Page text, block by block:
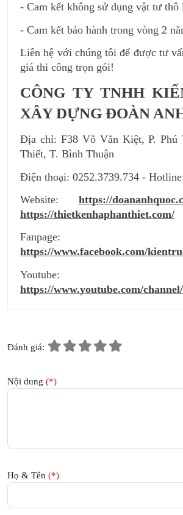
- Cam kết không sử dụng vật tư thô
- Cam kết bảo hành trong vòng 2
Liên hệ với chúng tôi để được tư
giá thi công trọn gói!
CÔNG TY TNHH
XÂY DỰNG ĐOÀN
Địa chỉ: F38 Võ Văn Kiệt, P. Phú
Thiết, T. Bình Thuận
Điện thoại: 0252.3739.734 -
Website: https://
https://thietkenhaphanthiet.com/
https://www.facebook.com/
Youtube:
https://www.youtube.com/
Đánh giá:
Nội dung (*)
Họ & Tên (*)